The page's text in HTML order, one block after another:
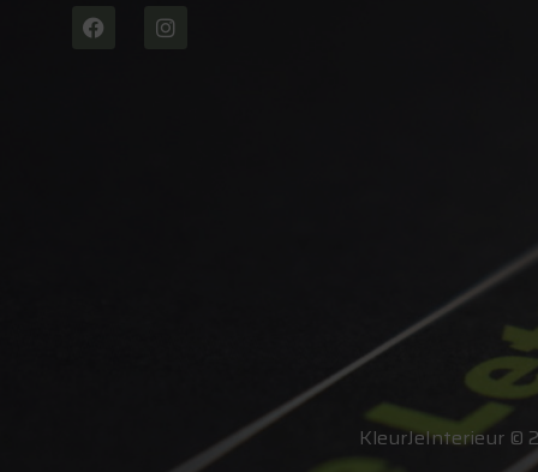
KleurJeInterieur ©